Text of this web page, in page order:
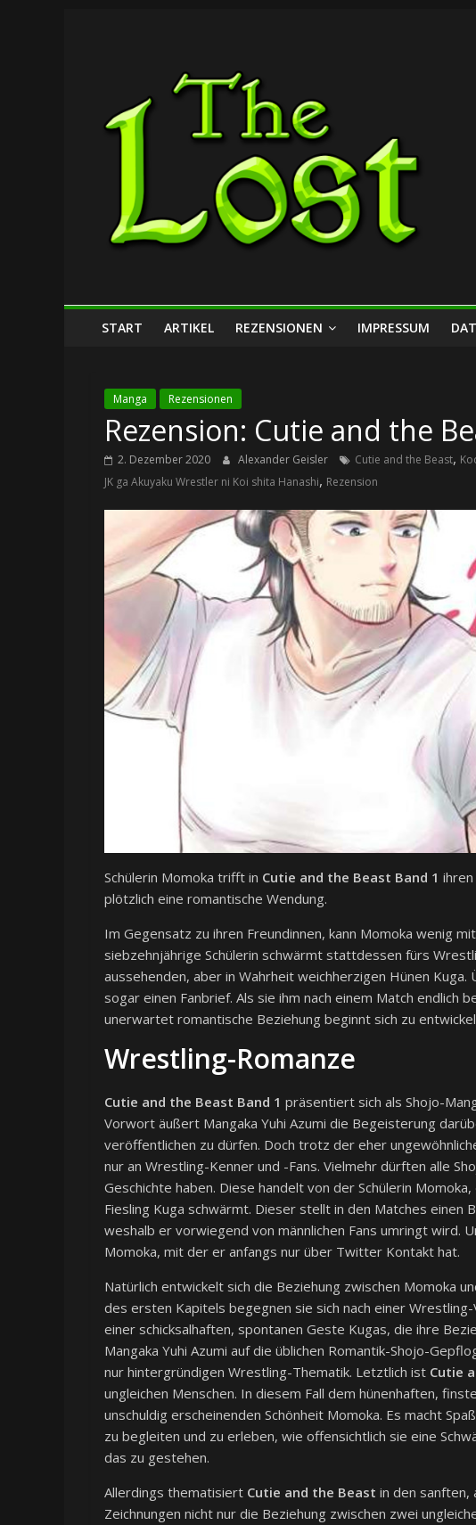
Lost
Dungeon
START ARTIKEL REZENSIONEN IMPRESSUM
Manga Rezensionen
Rezension: Cutie and the
2. Dezember 2020 Alexander Geisler Cutie and the Beast,
JK ga Akuyaku Wrestler ni Koi shita Hanashi, Rezension
Schülerin Momoka trifft in Cutie and the Beast Band 1
plötzlich eine romantische Wendung.
Im Gegensatz zu ihren Freundinnen, kann Momoka wenig
siebzehnjährige Schülerin schwärmt stattdessen fürs
aussehenden, aber in Wahrheit weichherzigen Hünen
sogar einen Fanbrief. Als sie ihm nach einem Match endlich
unerwartet romantische Beziehung beginnt sich zu
Wrestling-Romanze
Cutie and the Beast Band 1 präsentiert sich als Shojo-
Vorwort äußert Mangaka Yuhi Azumi die Begeisterung
veröffentlichen zu dürfen. Doch trotz der eher
nur an Wrestling-Kenner und -Fans. Vielmehr dürften alle
Geschichte haben. Diese handelt von der Schülerin
Fiesling Kuga schwärmt. Dieser stellt in den Matches einen
weshalb er vorwiegend von männlichen Fans umringt wird.
Momoka, mit der er anfangs nur über Twitter Kontakt hat.
Natürlich entwickelt sich die Beziehung zwischen Momoka
des ersten Kapitels begegnen sie sich nach einer
einer schicksalhaften, spontanen Geste Kugas, die ihre
Mangaka Yuhi Azumi auf die üblichen Romantik-Shojo-
nur hintergründigen Wrestling-Thematik. Letztlich ist Cutie
ungleichen Menschen. In diesem Fall dem hünenhaften,
unschuldig erscheinenden Schönheit Momoka. Es macht
zu begleiten und zu erleben, wie offensichtlich sie eine
das zu gestehen.
Allerdings thematisiert Cutie and the Beast in den sanften,
Zeichnungen nicht nur die Beziehung zwischen zwei